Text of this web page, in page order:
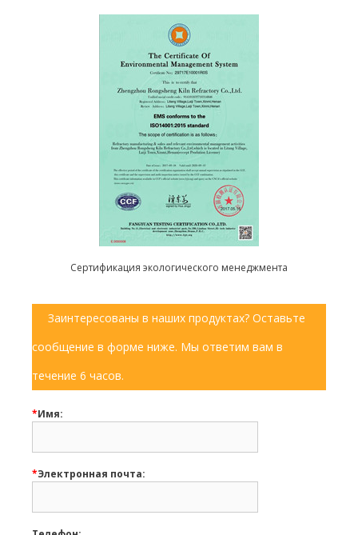
Сертификация экологического менеджмента
Заинтересованы в наших продуктах? Оставьте
сообщение в форме ниже. Мы ответим вам в
течение 6 часов.
*Имя:
*Электронная почта: